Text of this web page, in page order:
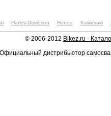
Harley-Davidson Honda Kawasaki
© 2006-2012 Bikez.ru -
Официальный дистрибьютор